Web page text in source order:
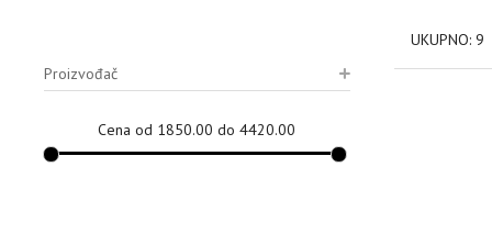
Proizvođač
Cena od 1850.00 do 4420.00
UKUPNO: 9